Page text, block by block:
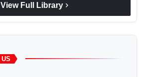
View Full Library chevron_right
US